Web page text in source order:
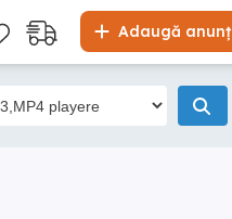
Adaugă anunț